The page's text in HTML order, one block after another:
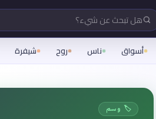
هل تبحث عن شيء؟
أسواق ناس روح شيفرة
🏷️ وسم